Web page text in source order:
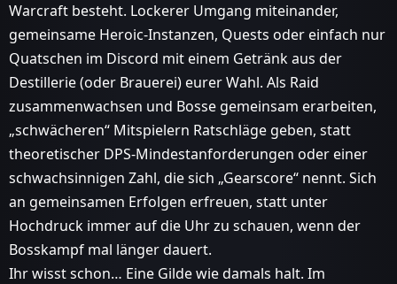
Warcraft besteht. Lockerer Umgang miteinander,
gemeinsame Heroic-Instanzen, Quests oder einfach nur
Quatschen im Discord mit einem Getränk aus der
Destillerie (oder Brauerei) eurer Wahl. Als Raid
zusammenwachsen und Bosse gemeinsam erarbeiten,
„schwächeren“ Mitspielern Ratschläge geben, statt
theoretischer DPS-Mindestanforderungen oder einer
schwachsinnigen Zahl, die sich „Gearscore“ nennt. Sich
an gemeinsamen Erfolgen erfreuen, statt unter
Hochdruck immer auf die Uhr zu schauen, wenn der
Bosskampf mal länger dauert.
Ihr wisst schon… Eine Gilde wie damals halt. Im